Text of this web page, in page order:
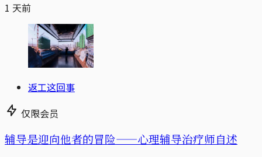
1 天前
返工这回事
仅限会员
辅导是迎向他者的冒险——心理辅导治疗师自述